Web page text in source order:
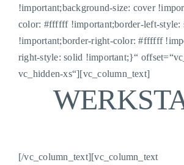
!important;background-size: cover
color: #ffffff !important;border-left-style:
!important;border-right-color: #ffffff
right-style: solid !important;}“
vc_hidden-xs“][vc_column_text]
[/vc_column_text][vc_column_text